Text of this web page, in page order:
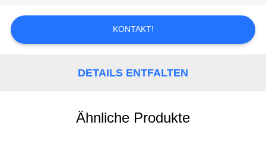
IN
VERBINDUNG
NACHRICHTEN
FORDERN
KONTAKT!
DETAILS ENTFALTEN
Ähnliche Produkte